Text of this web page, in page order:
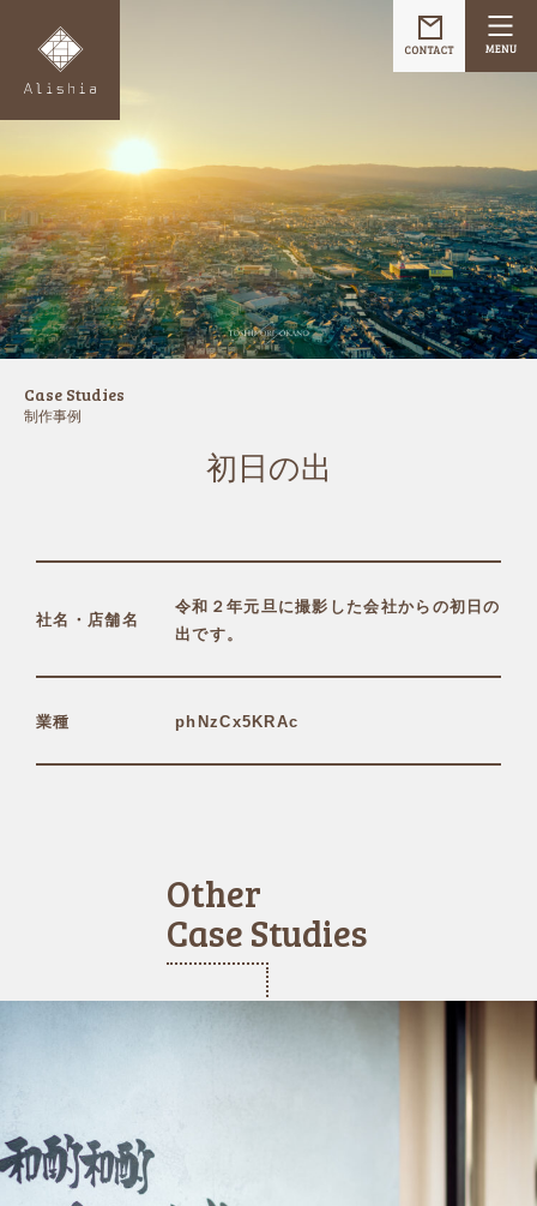
Case Studies
制作事例
初日の出
社名・店舗名
令和２年元旦に撮影した会社からの初日の
出です。
業種 phNzCx5KRAc
Other
Case Studies